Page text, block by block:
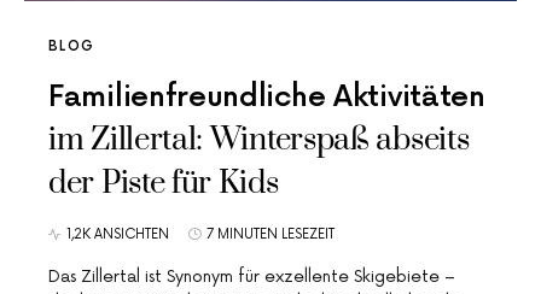
BLOG
Familienfreundliche Aktivitäten
im Zillertal: Winterspaß abseits
der Piste für Kids
1,2K ANSICHTEN 7 MINUTEN LESEZEIT
Das Zillertal ist Synonym für exzellente Skigebiete –